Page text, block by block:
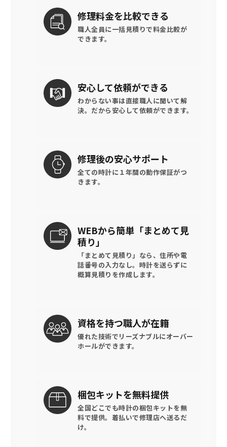
修理料金を比較できる
職人全員に一括見積りで料金比較が
できます。
安心して依頼ができる
わからない事は直接職人に聞いて解
決。 だから安心して依頼ができます。
修理後の安心サポート
全ての時計に １年間の動作保証がつ
きます。
WEBから簡単 「まとめて見
積り」
「まとめて見積り」なら、住所や電
話番号の入力なし。時計を送らずに
概算見積りを作成します。
資格を持つ職人が在籍
優れた技術でリーズナブルにオーバー
ホールができます。
梱包キットを無料提供
全国どこでも時計の梱包キットを無
料で提供。 着払いで修理店へ送るだ
け。